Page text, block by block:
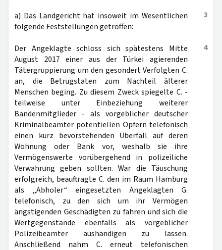
3
a) Das Landgericht hat insoweit im Wesentlichen
folgende Feststellungen getroffen:
4
Der Angeklagte schloss sich spätestens Mitte
August 2017 einer aus der Türkei agierenden
Tätergruppierung um den gesondert Verfolgten C.
an, die Betrugstaten zum Nachteil älterer
Menschen beging. Zu diesem Zweck spiegelte C. -
teilweise unter Einbeziehung weiterer
Bandenmitglieder - als vorgeblicher deutscher
Kriminalbeamter potentiellen Opfern telefonisch
einen kurz bevorstehenden Überfall auf deren
Wohnung oder Bank vor, weshalb sie ihre
Vermögenswerte vorübergehend in polizeiliche
Verwahrung geben sollten. War die Täuschung
erfolgreich, beauftragte C. den im Raum Hamburg
als „Abholer“ eingesetzten Angeklagten G.
telefonisch, zu den sich um ihr Vermögen
ängstigenden Geschädigten zu fahren und sich die
Wertgegenstände ebenfalls als vorgeblicher
Polizeibeamter aushändigen zu lassen.
Anschließend nahm C. erneut telefonischen